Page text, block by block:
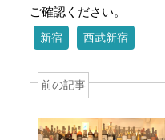
ご確認ください。
新宿 西武新宿
前の記事